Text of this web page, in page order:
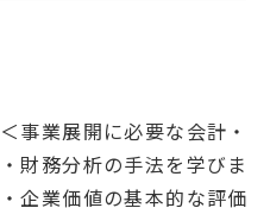
＜事業展開に必要な会計・
・財務分析の手法を学びま
・企業価値の基本的な評価